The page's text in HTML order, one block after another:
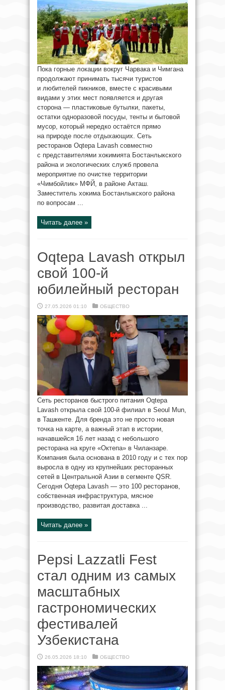
Пока горные локации вокруг Чарвака и Чимгана
продолжают принимать тысячи туристов
и любителей пикников, вместе с красивыми
видами у этих мест появляется и другая
сторона — пластиковые бутылки, пакеты,
остатки одноразовой посуды, тенты и бытовой
мусор, который нередко остаётся прямо
на природе после отдыхающих. Сеть
ресторанов Oqtepa Lavash совместно
с представителями хокимията Бостанлыкского
района и экологических служб провела
мероприятие по очистке территории
«Чимбойлик» МФЙ, в районе Акташ.
Заместитель хокима Бостанлыкского района
по вопросам ...
Читать далее »
Oqtepa Lavash открыл
свой 100-й
юбилейный ресторан
27.05.2026 01:10 ОБЩЕСТВО
Сеть ресторанов быстрого питания Oqtepa
Lavash открыла свой 100-й филиал в Seoul Mun,
в Ташкенте. Для бренда это не просто новая
точка на карте, а важный этап в истории,
начавшейся 16 лет назад с небольшого
ресторана на круге «Октепа» в Чиланзаре.
Компания была основана в 2010 году и с тех пор
выросла в одну из крупнейших ресторанных
сетей в Центральной Азии в сегменте QSR.
Сегодня Oqtepa Lavash — это 100 ресторанов,
собственная инфраструктура, мясное
производство, развитая доставка ...
Читать далее »
Pepsi Lazzatli Fest
стал одним из самых
масштабных
гастрономических
фестивалей
Узбекистана
26.05.2026 18:10 ОБЩЕСТВО